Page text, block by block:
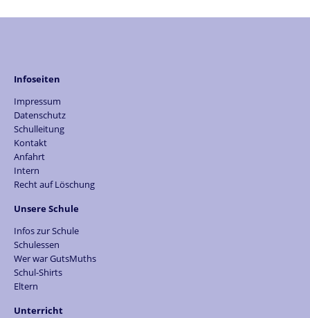
Infoseiten
Impressum
Datenschutz
Schulleitung
Kontakt
Anfahrt
Intern
Recht auf Löschung
Unsere Schule
Infos zur Schule
Schulessen
Wer war GutsMuths
Schul-Shirts
Eltern
Unterricht